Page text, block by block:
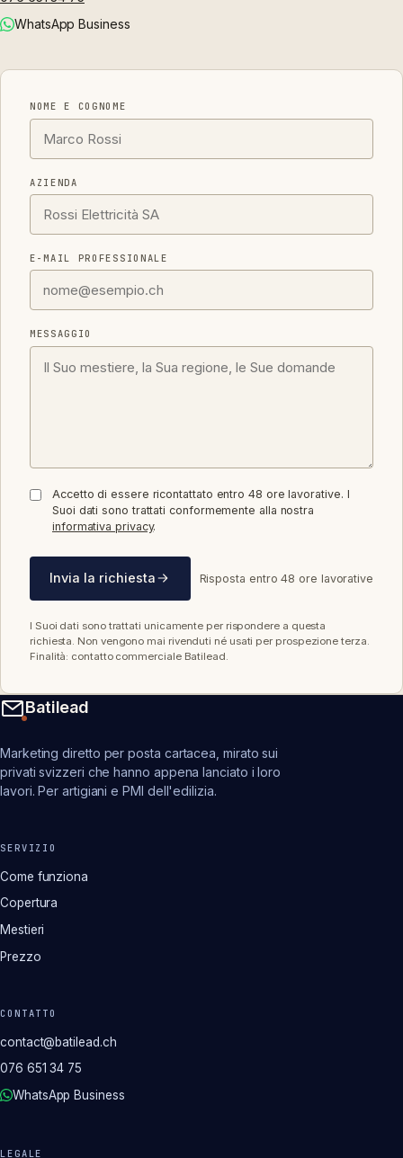
WhatsApp Business
NOME E COGNOME
AZIENDA
E-MAIL PROFESSIONALE
MESSAGGIO
Accetto di essere ricontattato entro 48 ore lavorative. I
Suoi dati sono trattati conformemente alla nostra
informativa privacy.
Invia la richiesta Risposta entro 48 ore lavorative
I Suoi dati sono trattati unicamente per rispondere a questa
richiesta. Non vengono mai rivenduti né usati per prospezione terza.
Finalità: contatto commerciale Batilead.
Batilead
Marketing diretto per posta cartacea, mirato sui
privati svizzeri che hanno appena lanciato i loro
lavori. Per artigiani e PMI dell'edilizia.
SERVIZIO
Come funziona
Copertura
Mestieri
Prezzo
CONTATTO
contact@batilead.ch
076 651 34 75
WhatsApp Business
LEGALE